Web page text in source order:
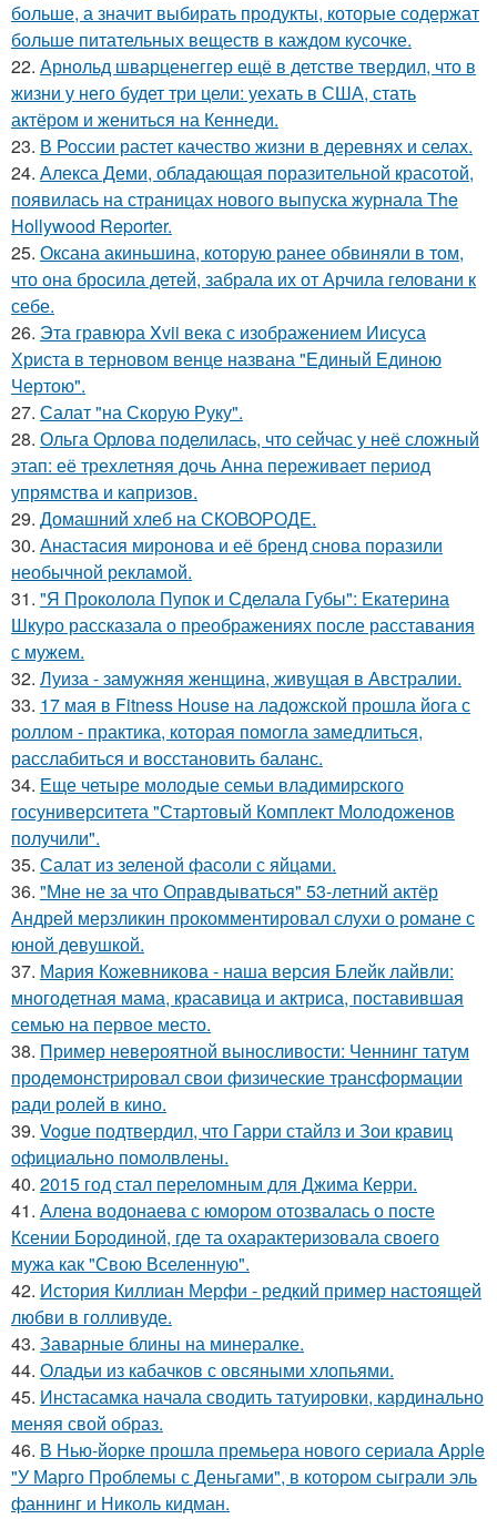
больше, а значит выбирать продукты, которые содержат
больше питательных веществ в каждом кусочке.
22. Арнольд шварценеггер ещё в детстве твердил, что в
жизни у него будет три цели: уехать в США, стать
актёром и жениться на Кеннеди.
23. В России растет качество жизни в деревнях и селах.
24. Алекса Деми, обладающая поразительной красотой,
появилась на страницах нового выпуска журнала The
Hollywood Reporter.
25. Оксана акиньшина, которую ранее обвиняли в том,
что она бросила детей, забрала их от Арчила геловани к
себе.
26. Эта гравюра Xvii века с изображением Иисуса
Христа в терновом венце названа "Единый Единою
Чертою".
27. Салат "на Скорую Руку".
28. Ольга Орлова поделилась, что сейчас у неё сложный
этап: её трехлетняя дочь Анна переживает период
упрямства и капризов.
29. Домашний хлеб на СКОВОРОДЕ.
30. Анастасия миронова и её бренд снова поразили
необычной рекламой.
31. "Я Проколола Пупок и Сделала Губы": Екатерина
Шкуро рассказала о преображениях после расставания
с мужем.
32. Луиза - замужняя женщина, живущая в Австралии.
33. 17 мая в Fitness House на ладожской прошла йога с
роллом - практика, которая помогла замедлиться,
расслабиться и восстановить баланс.
34. Еще четыре молодые семьи владимирского
госуниверситета "Стартовый Комплект Молодоженов
получили".
35. Салат из зеленой фасоли с яйцами.
36. "Мне не за что Оправдываться" 53-летний актёр
Андрей мерзликин прокомментировал слухи о романе с
юной девушкой.
37. Мария Кожевникова - наша версия Блейк лайвли:
многодетная мама, красавица и актриса, поставившая
семью на первое место.
38. Пример невероятной выносливости: Ченнинг татум
продемонстрировал свои физические трансформации
ради ролей в кино.
39. Vogue подтвердил, что Гарри стайлз и Зои кравиц
официально помолвлены.
40. 2015 год стал переломным для Джима Керри.
41. Алена водонаева с юмором отозвалась о посте
Ксении Бородиной, где та охарактеризовала своего
мужа как "Свою Вселенную".
42. История Киллиан Мерфи - редкий пример настоящей
любви в голливуде.
43. Заварные блины на минералке.
44. Оладьи из кабачков с овсяными хлопьями.
45. Инстасамка начала сводить татуировки, кардинально
меняя свой образ.
46. В Нью-йорке прошла премьера нового сериала Apple
"У Марго Проблемы с Деньгами", в котором сыграли эль
фаннинг и Николь кидман.